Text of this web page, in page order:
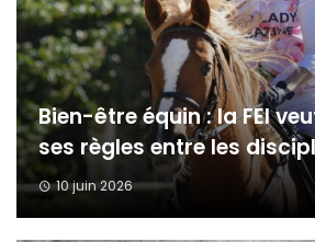
Bien-être équin : la FEI
ses règles entre les
10 juin 2026